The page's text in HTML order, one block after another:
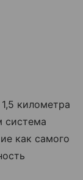
километра
система
как самого